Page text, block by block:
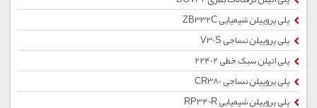
پلی پروپیلن شیمیایی ZB332C
پلی پروپیلن نساجی V30S
پلی اتیلن سبک خطی 22402
پلی پروپیلن نساجی CR380
پلی پروپیلن شیمیایی RP340R